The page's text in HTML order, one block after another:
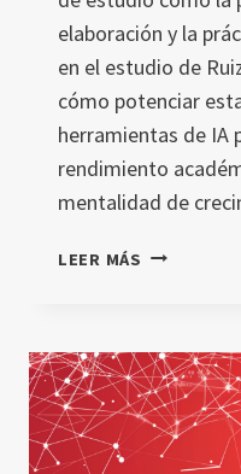
elaboración y la
en el estudio de
cómo potenciar
herramientas de IA
rendimiento
mentalidad de
LEER MÁS DEL
LA
EDUCACIÓN
CON